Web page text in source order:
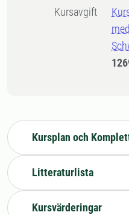
Kursavgift
Kursplan och
Litteraturlista
Kursvärderingar